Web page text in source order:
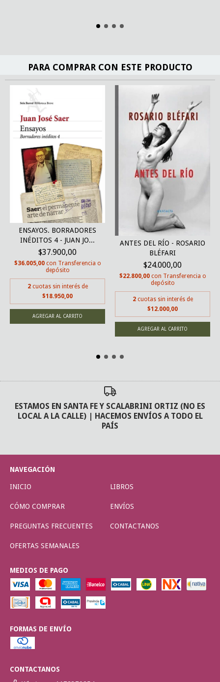
PARA COMPRAR CON ESTE PRODUCTO
ENSAYOS. BORRADORES
INÉDITOS 4 - JUAN JO...
$37.900,00
$36.005,00 con Transferencia o
depósito
2 cuotas sin interés de
$18.950,00
ANTES DEL RÍO - ROSARIO
BLÉFARI
$24.000,00
$22.800,00 con Transferencia o
depósito
2 cuotas sin interés de
$12.000,00
ESTAMOS EN SANTA FE Y SCALABRINI ORTIZ (NO ES
LOCAL A LA CALLE) | HACEMOS ENVÍOS A TODO EL
PAÍS
NAVEGACIÓN
INICIO LIBROS
CÓMO COMPRAR ENVÍOS
PREGUNTAS FRECUENTES CONTACTANOS
OFERTAS SEMANALES
MEDIOS DE PAGO
FORMAS DE ENVÍO
CONTACTANOS